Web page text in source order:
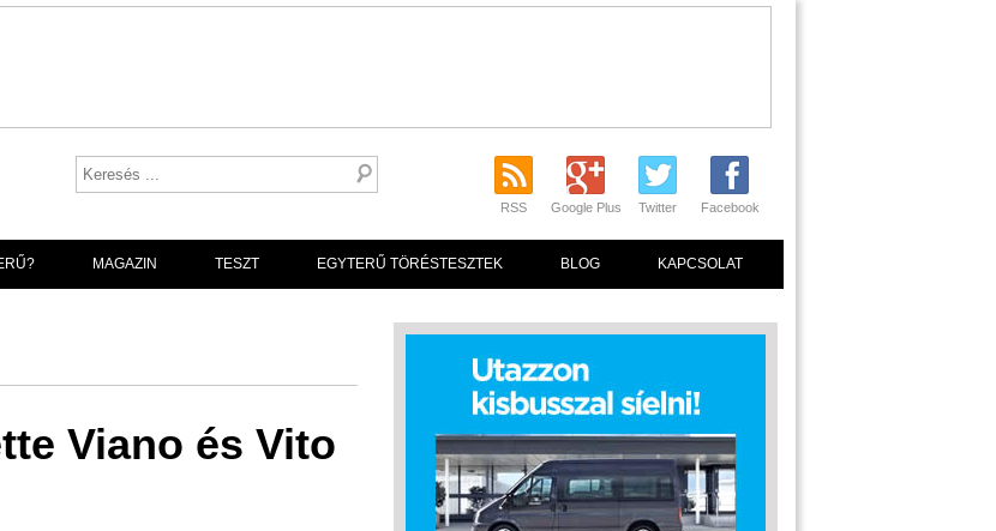
RSS Google Plus Twitter Facebook
MAGAZIN TESZT EGYTERŰ TÖRÉSTESZTEK BLOG KAPCSOLAT
Viano és Vito